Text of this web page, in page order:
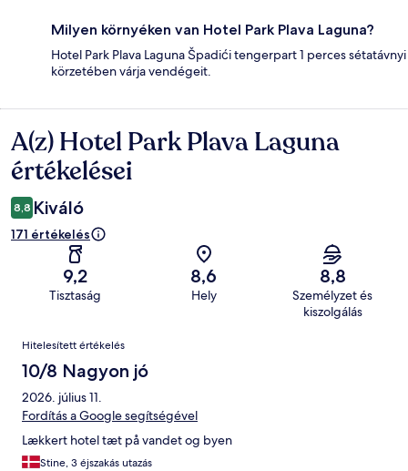
Milyen környéken van Hotel Park Plava Laguna?
Hotel Park Plava Laguna Špadići tengerpart 1 perces sétatávnyi
körzetében várja vendégeit.
Értékelések
A(z) Hotel Park Plava Laguna
értékelései
8,8 Kiváló
171 értékelés
9,2
Tisztaság
8,6
Hely
8,8
Személyzet és
kiszolgálás
Értékelések
Hitelesített értékelés
10/8 Nagyon jó
2026. július 11.
Fordítás a Google segítségével
Lækkert hotel tæt på vandet og byen
Stine, 3 éjszakás utazás